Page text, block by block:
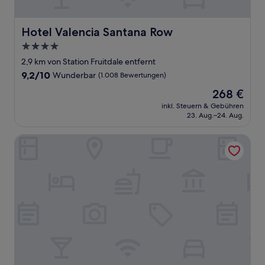
Hotel Valencia Santana Row
Hotel Valencia Santana Row
4.0-
Sterne-
Unterkunft
2,9 km von Station Fruitdale entfernt
9.2
9,2/10 Wunderbar (1.008 Bewertungen)
Der
Preis
beträgt
268 €
inkl. Steuern & Gebühren
23. Aug.–24. Aug.